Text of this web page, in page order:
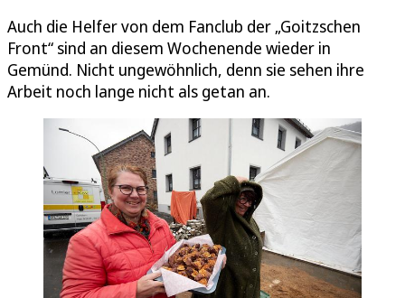
Auch die Helfer von dem Fanclub der „Goitzschen
Front“ sind an diesem Wochenende wieder in
Gemünd. Nicht ungewöhnlich, denn sie sehen ihre
Arbeit noch lange nicht als getan an.